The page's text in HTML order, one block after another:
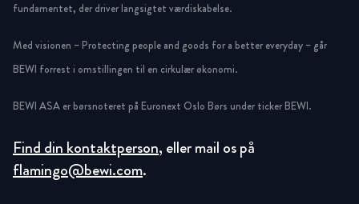
fundamentet, der driver langsigtet værdiskabelse.
Med visionen – Protecting people and goods for a better everyday – går
BEWI forrest i omstillingen til en cirkulær økonomi.
BEWI ASA er børsnoteret på Euronext Oslo Børs under ticker BEWI.
Find din kontaktperson, eller mail os på
flamingo@bewi.com.